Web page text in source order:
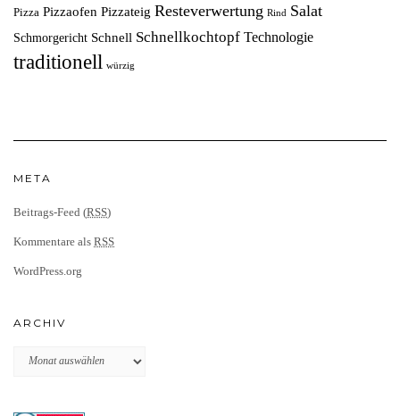
Pizza Pizzaofen Pizzateig Resteverwertung Rind Salat
Schmorgericht Schnell Schnellkochtopf Technologie
traditionell würzig
META
Beitrags-Feed (RSS)
Kommentare als RSS
WordPress.org
ARCHIV
Archiv